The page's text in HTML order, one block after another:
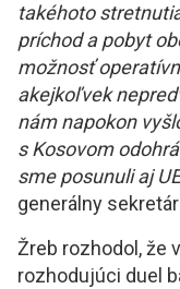
takéhoto
príchod a pobyt
možnosť
akejkoľvek
nám napokon
s Kosovom
sme posunuli aj
generálny
Žreb rozhodol, že
rozhodujúci duel